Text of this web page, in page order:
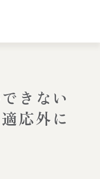
きない
応外に